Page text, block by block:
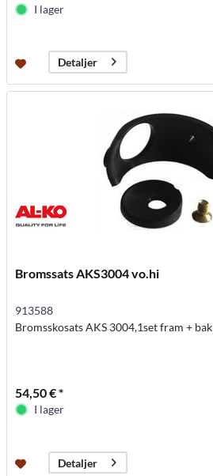
I lager
Detaljer
Bromssats AKS3004 vo.hi
913588
Bromsskosats AKS 3004,1set fram + bak
54,50 € *
I lager
Detaljer